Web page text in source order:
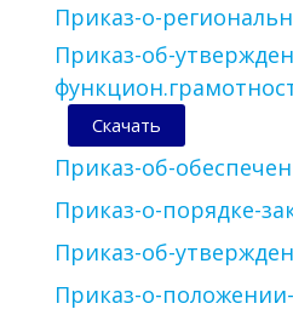
Приказ-о-
Приказ-об-
Скачать
Приказ-об-
Приказ-о-порядке-
Приказ-об-
Приказ-о-